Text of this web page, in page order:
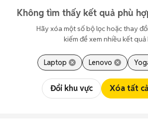
Không tìm thấy kết quả phù
Hãy xóa một số bộ lọc hoặc thay
kiếm để xem nhiều kết quả
Laptop Lenovo
Đổi khu vực Xóa tất